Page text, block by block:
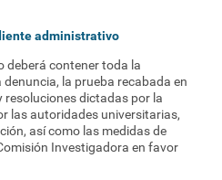
administrativo
deberá contener toda la
la prueba recabada en
resoluciones dictadas por la
las autoridades universitarias,
así como las medidas de
Investigadora en favor